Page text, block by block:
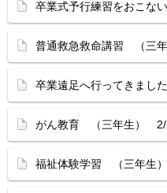
卒業式予行練習をおこな
普通救急救命講習 （三
卒業遠足へ行ってきま
がん教育 （三年生） 2/
福祉体験学習 （三年生